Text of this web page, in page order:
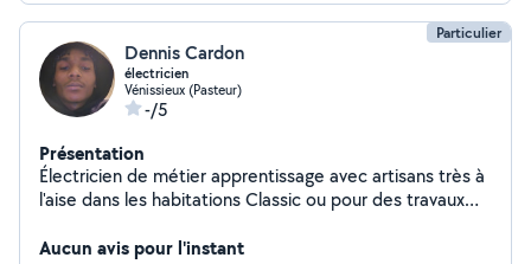
Particulier
Dennis Cardon
électricien
Vénissieux (Pasteur)
-/5
Présentation
Électricien de métier apprentissage avec artisans très à
l'aise dans les habitations Classic ou pour des travaux
Aucun avis pour l'instant